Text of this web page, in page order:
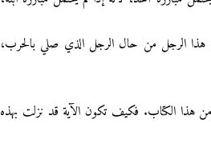
هذا الرجل من حال الرجل الذي صلي بالحرب،
هذا الكتاب. فكيف تكون الآية قد نزلت بهذه